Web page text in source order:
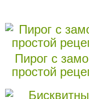
Пирог с
простой